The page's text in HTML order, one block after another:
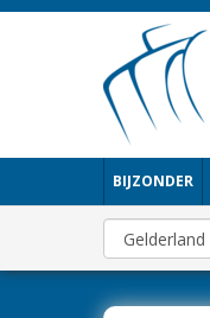
BIJZONDER